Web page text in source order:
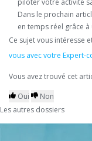
piloter votre activité
Dans le prochain
en temps réel grâce
Ce sujet vous intéresse
vous avec votre Expert-
Vous avez trouvé cet
Oui
Non
Les autres dossiers